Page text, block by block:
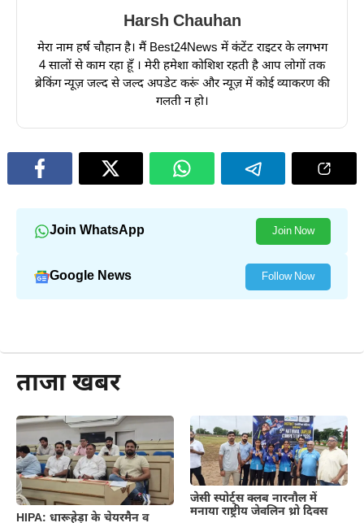
Harsh Chauhan
मेरा नाम हर्ष चौहान है। मैं Best24News में कंटेंट राइटर के लगभग
4 सालों से काम रहा हूँ । मेरी हमेशा कोशिश रहती है आप लोगों तक
ब्रेकिंग न्यूज़ जल्द से जल्द अपडेट करूं और न्यूज़ में कोई व्याकरण की
गलती न हो।
Join WhatsApp Join Now
Google News Follow Now
ताजा खबर
HIPA: धारूहेड़ा के चेयरमैन व
जेसी स्पोर्ट्स क्लब नारनौल में
मनाया राष्ट्रीय जेवलिन थ्रो दिवस